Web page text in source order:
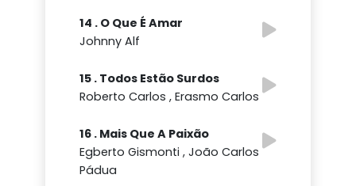
14 . O Que É Amar
Johnny Alf
15 . Todos Estão Surdos
Roberto Carlos , Erasmo Carlos
16 . Mais Que A Paixão
Egberto Gismonti , João Carlos
Pádua